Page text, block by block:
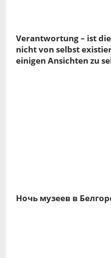
Verantwortung – ist
nicht von selbst
einigen Ansichten zu
Ночь музеев в